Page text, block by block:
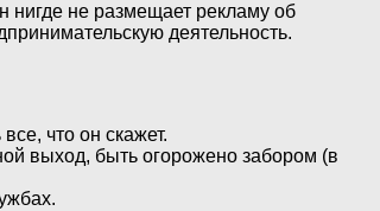
нигде не размещает рекламу об
деятельность.
что он скажет.
выход, быть огорожено забором (в